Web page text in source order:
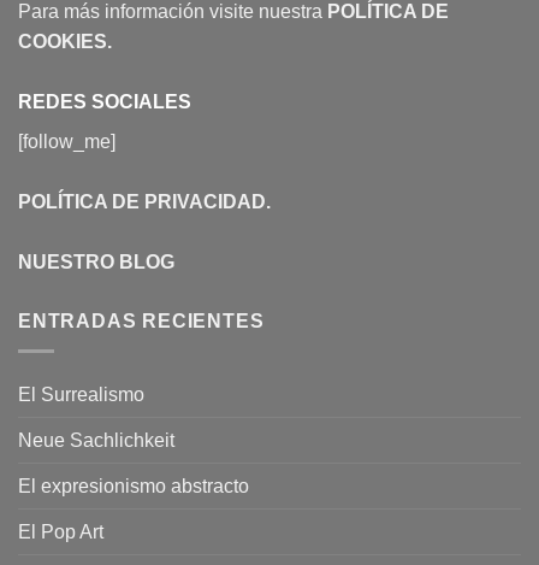
Para más información visite nuestra POLÍTICA DE
COOKIES.
REDES SOCIALES
[follow_me]
POLÍTICA DE PRIVACIDAD.
NUESTRO BLOG
ENTRADAS RECIENTES
El Surrealismo
Neue Sachlichkeit
El expresionismo abstracto
El Pop Art